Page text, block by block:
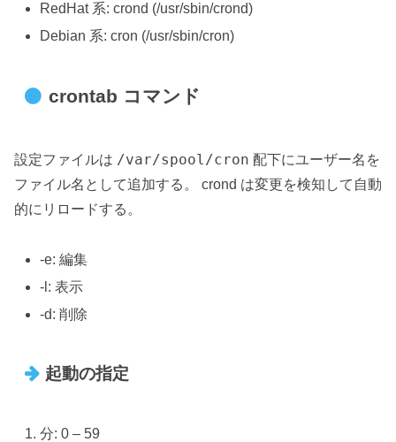
RedHat 系: crond (/usr/sbin/crond)
Debian 系: cron (/usr/sbin/cron)
crontab コマンド
設定ファイルは /var/spool/cron 配下にユーザー名を
ファイル名として追加する。 crond は変更を検知して自動
的にリロードする。
-e: 編集
-l: 表示
-d: 削除
起動の指定
分: 0 – 59